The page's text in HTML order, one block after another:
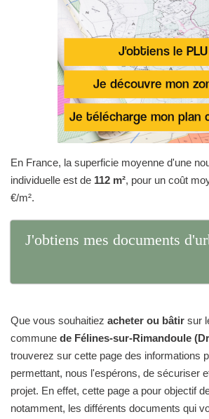
En France, la superficie moyenne d'une
individuelle est de 112 m², pour un coût
€/m².
J'obtiens mes documents
Que vous souhaitiez acheter ou bâtir sur
commune de Félines-sur-Rimandoule
trouverez sur cette page des informations
permettant, nous l'espérons, de sécuriser
projet. En effet, cette page a pour objectif
notamment, les différents documents qui